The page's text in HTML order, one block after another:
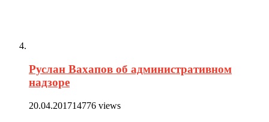
Руслан Вахапов об административном
надзоре
20.04.201714776 views